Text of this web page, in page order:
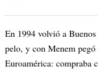
En 1994 volvió a
pelo, y con Menem
Euroamérica: compraba